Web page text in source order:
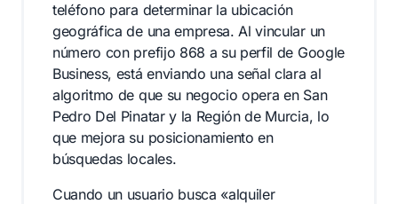
teléfono para determinar la ubicación
geográfica de una empresa. Al vincular un
número con prefijo 868 a su perfil de Google
Business, está enviando una señal clara al
algoritmo de que su negocio opera en San
Pedro Del Pinatar y la Región de Murcia, lo
que mejora su posicionamiento en
búsquedas locales.
Cuando un usuario busca «alquiler